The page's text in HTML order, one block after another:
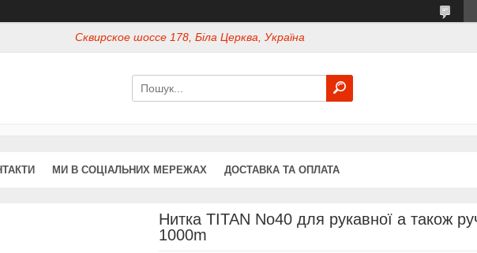
Сквирское шоссе 178, Біла Церква, Україна
МИ В СОЦІАЛЬНИХ МЕРЕЖАХ ДОСТАВКА ТА ОПЛАТА
Нитка TITAN No40 для рукавної а також
1000m